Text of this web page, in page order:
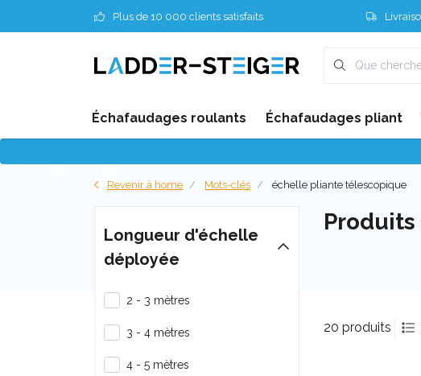
Plus de 10 000 clients satisfaits
Échafaudages roulants Échafaudages pliant
Revenir à home Mots-clés échelle pliante télescopique
20 produits
Longueur d'échelle
déployée
2 - 3 mètres
3 - 4 mètres
4 - 5 mètres